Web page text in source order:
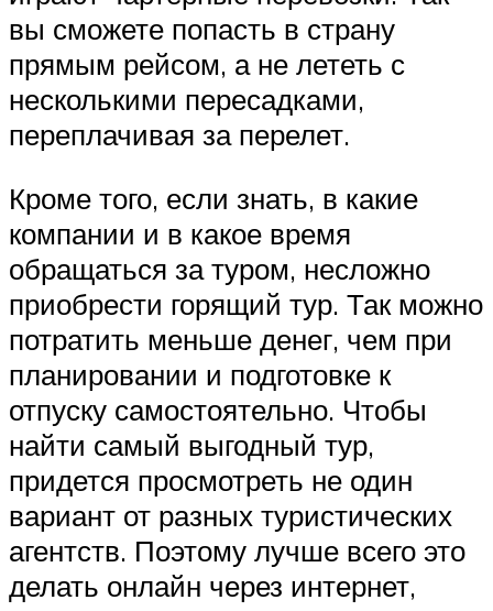
вы сможете попасть в страну
прямым рейсом, а не лететь с
несколькими пересадками,
переплачивая за перелет.
Кроме того, если знать, в какие
компании и в какое время
обращаться за туром, несложно
приобрести горящий тур. Так можно
потратить меньше денег, чем при
планировании и подготовке к
отпуску самостоятельно. Чтобы
найти самый выгодный тур,
придется просмотреть не один
вариант от разных туристических
агентств. Поэтому лучше всего это
делать онлайн через интернет,